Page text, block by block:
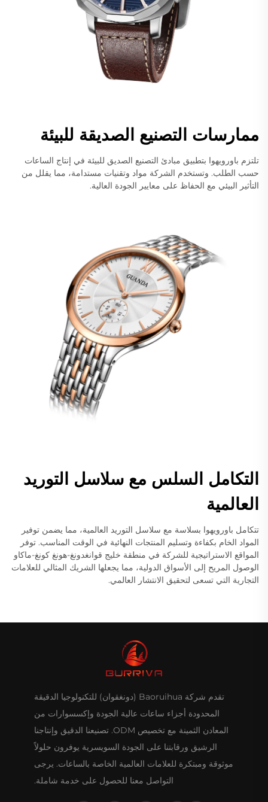
ممارسات التصنيع الصديقة للبيئة
تلتزم باورويهوا بتطبيق مبادئ التصنيع الصديق للبيئة في إنتاج الساعات
حسب الطلب. وتستخدم الشركة مواد وتقنيات مستدامة، مما يقلل من
التأثير البيئي مع الحفاظ على معايير الجودة العالية.
التكامل السلس مع سلاسل التوريد
العالمية
تتكامل باورويهوا بسلاسة مع سلاسل التوريد العالمية، مما يضمن توفير
المواد الخام بكفاءة وتسليم المنتجات النهائية في الوقت المناسب. توفر
المواقع الاستراتيجية للشركة في منطقة خليج قوانغدونغ-هونغ كونغ-ماكاو
الوصول المريح إلى الأسواق الدولية، مما يجعلها الشريك المثالي للعلامات
التجارية التي تسعى لتحقيق الانتشار العالمي.
تقدم شركة Baoruihua (دونغقوان) للتكنولوجيا الدقيقة
المحدودة أجزاء ساعات عالية الجودة وإكسسوارات من
المعادن الثمينة مع تخصيص ODM. تصنيعنا الدقيق وإنتاجنا
الرشيق ورقابتنا على الجودة السويسرية يوفرون حلولاً
موثوقة ومبتكرة للعلامات العالمية الخاصة بالساعات. يرجى
التواصل معنا للحصول على خدمة شاملة.